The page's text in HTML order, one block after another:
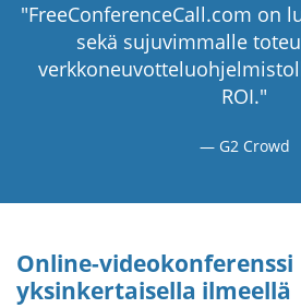
"FreeConferenceCall.com on
sekä sujuvimmalle
ROI."
G2 Crowd
Online-videokonferenssi
yksinkertaisella ilmeellä